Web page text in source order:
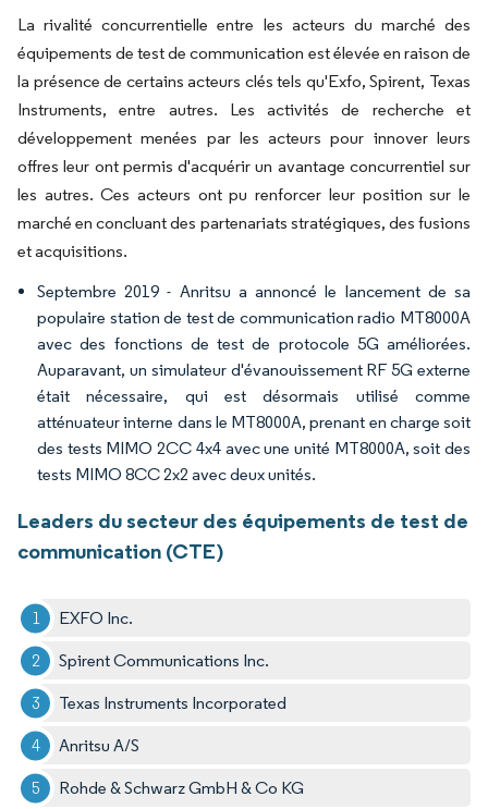
La rivalité concurrentielle entre les acteurs du marché des
équipements de test de communication est élevée en raison de
la présence de certains acteurs clés tels qu'Exfo, Spirent, Texas
Instruments, entre autres. Les activités de recherche et
développement menées par les acteurs pour innover leurs
offres leur ont permis d'acquérir un avantage concurrentiel sur
les autres. Ces acteurs ont pu renforcer leur position sur le
marché en concluant des partenariats stratégiques, des fusions
et acquisitions.
Septembre 2019 - Anritsu a annoncé le lancement de sa
populaire station de test de communication radio MT8000A
avec des fonctions de test de protocole 5G améliorées.
Auparavant, un simulateur d'évanouissement RF 5G externe
était nécessaire, qui est désormais utilisé comme
atténuateur interne dans le MT8000A, prenant en charge soit
des tests MIMO 2CC 4x4 avec une unité MT8000A, soit des
tests MIMO 8CC 2x2 avec deux unités.
Leaders du secteur des équipements de test de
communication (CTE)
EXFO Inc.
Spirent Communications Inc.
Texas Instruments Incorporated
Anritsu A/S
Rohde & Schwarz GmbH & Co KG